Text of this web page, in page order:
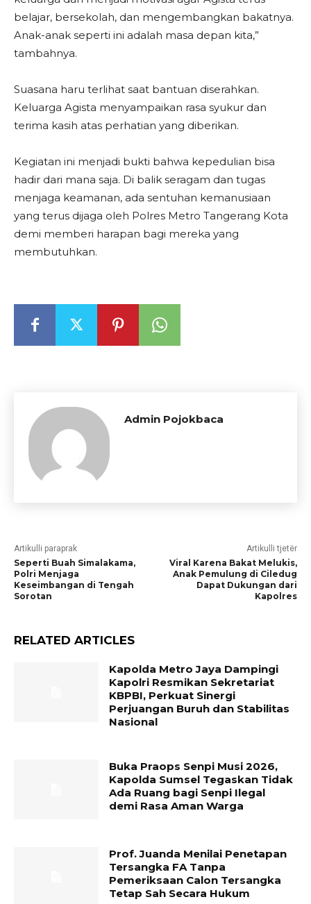
belajar, bersekolah, dan mengembangkan bakatnya.
Anak-anak seperti ini adalah masa depan kita,”
tambahnya.
Suasana haru terlihat saat bantuan diserahkan.
Keluarga Agista menyampaikan rasa syukur dan
terima kasih atas perhatian yang diberikan.
Kegiatan ini menjadi bukti bahwa kepedulian bisa
hadir dari mana saja. Di balik seragam dan tugas
menjaga keamanan, ada sentuhan kemanusiaan
yang terus dijaga oleh Polres Metro Tangerang Kota
demi memberi harapan bagi mereka yang
membutuhkan.
Admin Pojokbaca
Artikulli paraprak
Seperti Buah Simalakama,
Polri Menjaga
Keseimbangan di Tengah
Sorotan
Artikulli tjetër
Viral Karena Bakat Melukis,
Anak Pemulung di Ciledug
Dapat Dukungan dari
Kapolres
RELATED ARTICLES
Kapolda Metro Jaya Dampingi
Kapolri Resmikan Sekretariat
KBPBI, Perkuat Sinergi
Perjuangan Buruh dan Stabilitas
Nasional
Buka Praops Senpi Musi 2026,
Kapolda Sumsel Tegaskan Tidak
Ada Ruang bagi Senpi Ilegal
demi Rasa Aman Warga
Prof. Juanda Menilai Penetapan
Tersangka FA Tanpa
Pemeriksaan Calon Tersangka
Tetap Sah Secara Hukum